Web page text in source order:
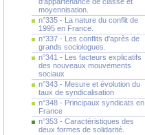
moyennisation.
n°335 - La nature du conflit de
1995 en France.
n°337 - Les conflits d'après de
grands sociologues.
n°341 - Les facteurs explicatifs
des nouveaux mouvements
sociaux
n°343 - Mesure et évolution du
taux de syndicalisation
n°348 - Principaux syndicats en
France
n°353 - Caractéristiques des
deux formes de solidarité.